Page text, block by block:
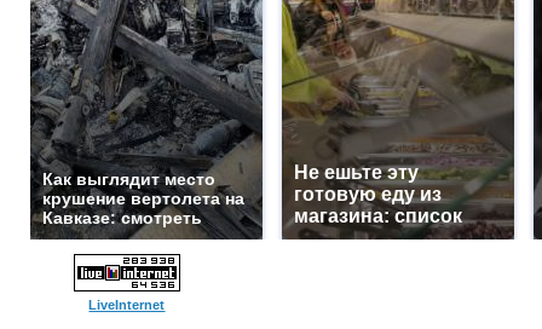
Как выглядит место
крушение вертолета на
Кавказе: смотреть
Не ешьте эту
готовую еду из
магазина: список
LiveInternet